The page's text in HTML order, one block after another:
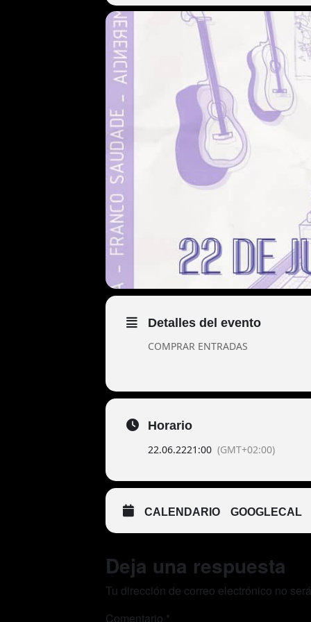
Detalles del evento
COMPRAR ENTRADAS
Horario
22.06.2221:00 (GMT+02:00)
CALENDARIO GOOGLECAL
Deja una respuesta
Tu dirección de correo electrónico no
Comentario *